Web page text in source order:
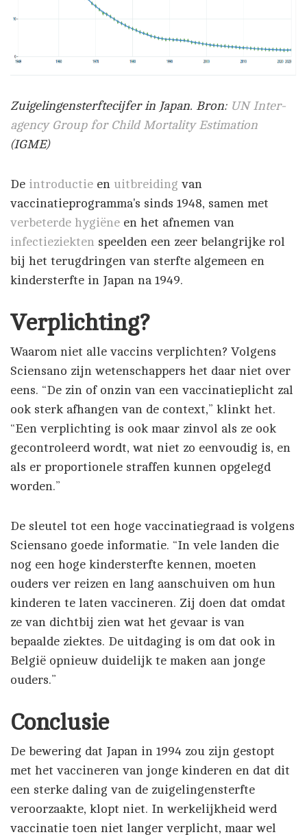
Zuigelingensterftecijfer in Japan. Bron: UN Inter-
agency Group for Child Mortality Estimation
(IGME)
De introductie en uitbreiding van
vaccinatieprogramma's sinds 1948, samen met
verbeterde hygiëne en het afnemen van
infectieziekten speelden een zeer belangrijke rol
bij het terugdringen van sterfte algemeen en
kindersterfte in Japan na 1949.
Verplichting?
Waarom niet alle vaccins verplichten? Volgens
Sciensano zijn wetenschappers het daar niet over
eens. “De zin of onzin van een vaccinatieplicht zal
ook sterk afhangen van de context,” klinkt het.
“Een verplichting is ook maar zinvol als ze ook
gecontroleerd wordt, wat niet zo eenvoudig is, en
als er proportionele straffen kunnen opgelegd
worden.”
De sleutel tot een hoge vaccinatiegraad is volgens
Sciensano goede informatie. “In vele landen die
nog een hoge kindersterfte kennen, moeten
ouders ver reizen en lang aanschuiven om hun
kinderen te laten vaccineren. Zij doen dat omdat
ze van dichtbij zien wat het gevaar is van
bepaalde ziektes. De uitdaging is om dat ook in
België opnieuw duidelijk te maken aan jonge
ouders.”
Conclusie
De bewering dat Japan in 1994 zou zijn gestopt
met het vaccineren van jonge kinderen en dat dit
een sterke daling van de zuigelingensterfte
veroorzaakte, klopt niet. In werkelijkheid werd
vaccinatie toen niet langer verplicht, maar wel